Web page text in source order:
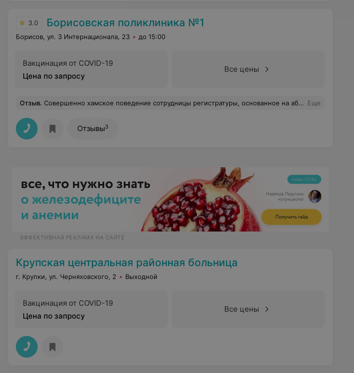
3.0 Борисовская поликлиника №1
Борисов, ул. 3 Интернационала, 23 до 15:00
Вакцинация от COVID-19
Цена по запросу
Все цены
Отзыв. Совершенно хамское поведение сотрудницы регистратуры, основанное на абсолютном отсутсвии знания норм и правил общения Что очень странно для организации - основной задачей которой является помощь людям. Куча вопросов к руководству, которое, взрастило такой персонал и судя по всему поощряет данное поведение Еще
Отзывы3
ЭФФЕКТИВНАЯ РЕКЛАМА НА САЙТЕ
Крупская центральная районная больница
г. Крупки, ул. Черняховского, 2 Выходной
Вакцинация от COVID-19
Цена по запросу
Все цены